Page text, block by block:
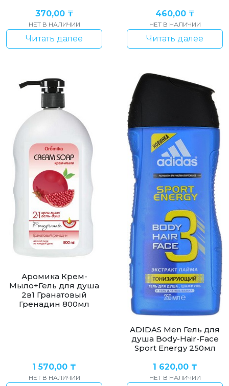
370,00 ₸
НЕТ В НАЛИЧИИ
Читать далее
460,00 ₸
НЕТ В НАЛИЧИИ
Читать далее
Аромика Крем-
Мыло+Гель для душа
2в1 Гранатовый
Гренадин 800мл
1 570,00 ₸
НЕТ В НАЛИЧИИ
ADIDAS Men Гель для
душа Body-Hair-Face
Sport Energy 250мл
1 620,00 ₸
НЕТ В НАЛИЧИИ